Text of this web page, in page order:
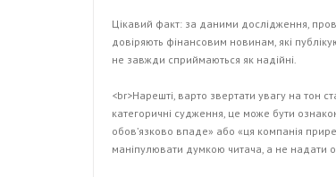
Цікавий факт: за даними дослідження,
довіряють фінансовим новинам, які
не завжди сприймаються як надійні.
<br>Нарешті, варто звертати увагу на тон
категоричні судження, це може бути
обов’язково впаде» або «ця компанія
маніпулювати думкою читача, а не надати